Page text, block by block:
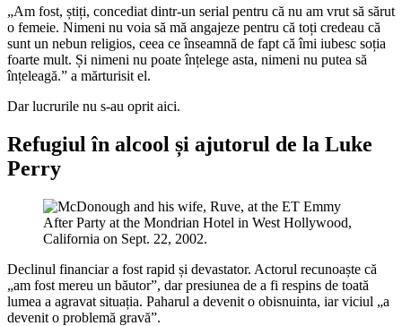
„Am fost, știți, concediat dintr-un serial pentru că nu am vrut să sărut
o femeie. Nimeni nu voia să mă angajeze pentru că toți credeau că
sunt un nebun religios, ceea ce înseamnă de fapt că îmi iubesc soția
foarte mult. Și nimeni nu poate înțelege asta, nimeni nu putea să
înțeleagă.” a mărturisit el.
Dar lucrurile nu s-au oprit aici.
Refugiul în alcool și ajutorul de la Luke
Perry
Declinul financiar a fost rapid și devastator. Actorul recunoaște că
„am fost mereu un băutor”, dar presiunea de a fi respins de toată
lumea a agravat situația. Paharul a devenit o obisnuinta, iar viciul „a
devenit o problemă gravă”.